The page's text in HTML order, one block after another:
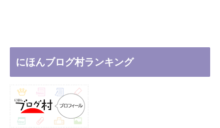
にほんブログ村ランキング